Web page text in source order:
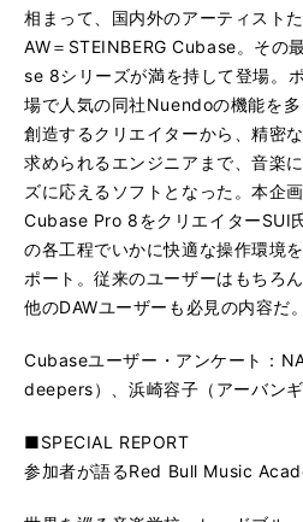
相まって、国内外のアーティスト
AW＝STEINBERG Cubase。その
se 8シリーズが満を持して登場。
場で人気の同社Nuendoの機能を
創造するクリエイターから、精密
求められるエンジニアまで、音楽
ズに応えるソフトとなった。本企
Cubase Pro 8をクリエイターSUI
の各工程でいかに快適な操作環境
ポート。従来のユーザーはもちろ
他のDAWユーザーも必見の内容だ。
Cubaseユーザー・アンケート：
deepers）、浜崎容子（アーバン
■SPECIAL REPORT
参加者が語るRed Bull Music